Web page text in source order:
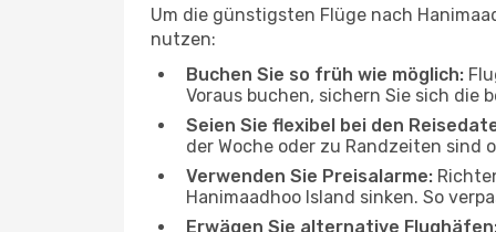
Um die günstigsten Flüge nach
nutzen:
Buchen Sie so früh wie möglich:
Voraus buchen, sichern Sie sich die
Seien Sie flexibel bei den
der Woche oder zu Randzeiten sind
Verwenden Sie Preisalarme:
Hanimaadhoo Island sinken. So
Erwägen Sie alternative